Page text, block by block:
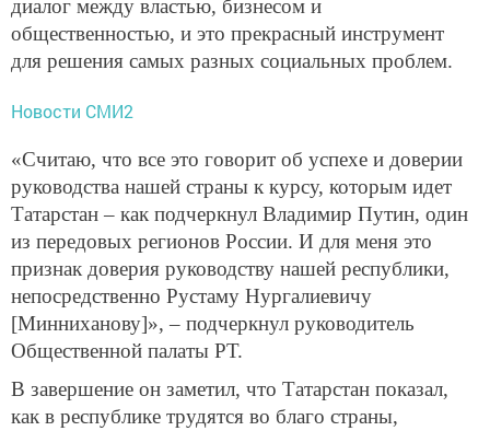
диалог между властью, бизнесом и
общественностью, и это прекрасный инструмент
для решения самых разных социальных проблем.
Новости СМИ2
«Считаю, что все это говорит об успехе и доверии
руководства нашей страны к курсу, которым идет
Татарстан – как подчеркнул Владимир Путин, один
из передовых регионов России. И для меня это
признак доверия руководству нашей республики,
непосредственно Рустаму Нургалиевичу
[Минниханову]», – подчеркнул руководитель
Общественной палаты РТ.
В завершение он заметил, что Татарстан показал,
как в республике трудятся во благо страны,